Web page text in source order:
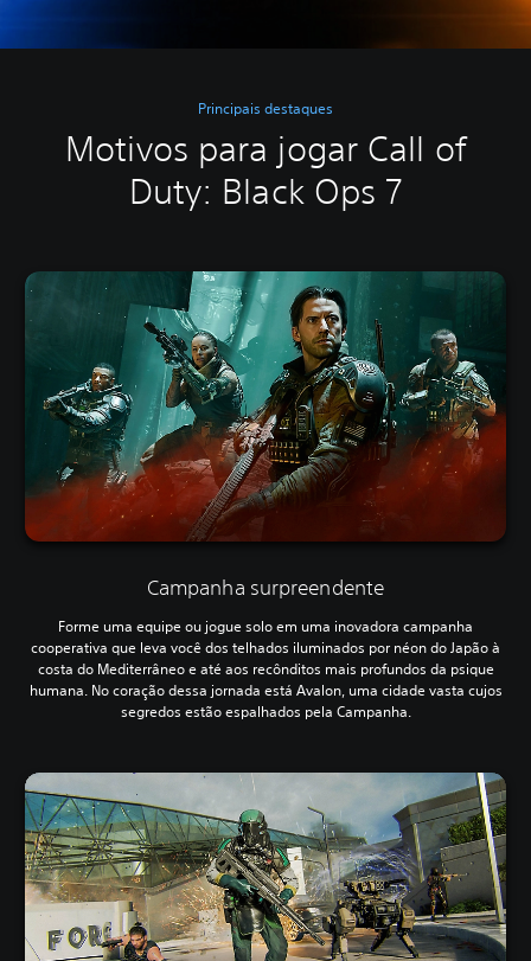
Principais destaques
Motivos para jogar Call of
Duty: Black Ops 7
Campanha surpreendente
Forme uma equipe ou jogue solo em uma inovadora campanha
cooperativa que leva você dos telhados iluminados por néon do Japão à
costa do Mediterrâneo e até aos recônditos mais profundos da psique
humana. No coração dessa jornada está Avalon, uma cidade vasta cujos
segredos estão espalhados pela Campanha.